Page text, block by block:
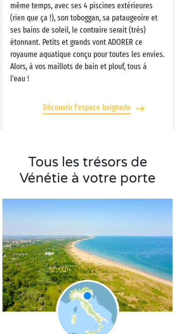
même temps, avec ses 4 piscines extérieures
(rien que ça !), son toboggan, sa pataugeoire et
ses bains de soleil, le contraire serait (très)
étonnant. Petits et grands vont ADORER ce
royaume aquatique conçu pour toutes les envies.
Alors, à vos maillots de bain et plouf, tous à
l’eau !
Découvrir l'espace baignade
Tous les trésors de
Vénétie à votre porte